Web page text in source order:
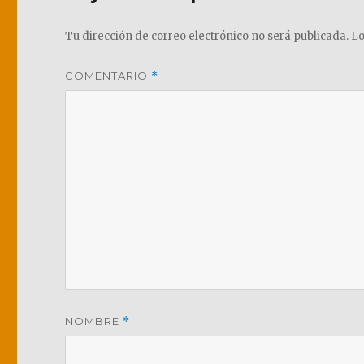
Tu dirección de correo electrónico no será publicada.
COMENTARIO *
NOMBRE *